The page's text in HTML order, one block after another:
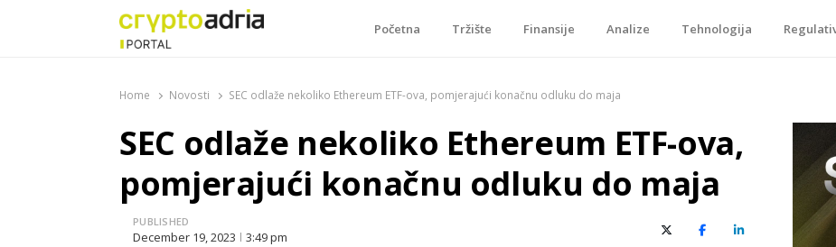
Početna Tržište Finansije Analize Tehnologija
Home Novosti SEC odlaže nekoliko Ethereum ETF-ova, pomjerajući konačnu odluku do maja
SEC odlaže nekoliko Ethereum ETF-ova,
pomjerajući konačnu odluku do maja
PUBLISHED
December 19, 2023 3:49 pm X (Twitter)FacebookLinkedIn